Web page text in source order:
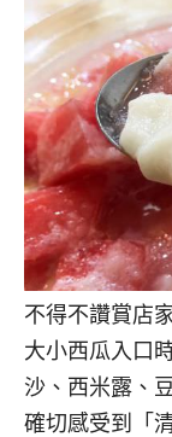
不得不讚賞店
大小西瓜入口
沙、西米露、
確切感受到「